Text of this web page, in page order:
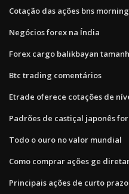
Cotação das ações bns
Negócios forex na Índia
Forex cargo balikbayan
Btc trading comentários
Etrade oferece cotações de
Padrões de castiçal japonês
Todo o ouro no valor mundial
Como comprar ações ge
Principais ações de curto